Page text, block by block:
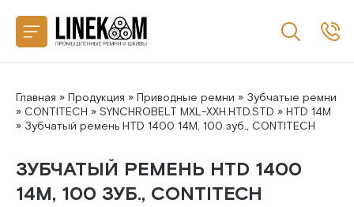
Главная » Продукция » Приводные ремни » Зубчатые ремни
» CONTITECH » SYNCHROBELT MXL-XXH.HTD.STD » HTD 14M
» Зубчатый ремень HTD 1400 14M, 100 зуб., CONTITECH
ЗУБЧАТЫЙ РЕМЕНЬ HTD 1400
14M, 100 ЗУБ., CONTITECH
Назад
SANLUX
MEGADYNE
MITSUBOSHI